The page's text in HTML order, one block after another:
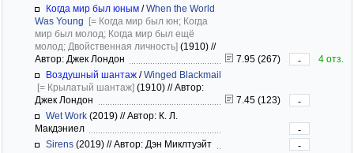
Когда мир был юным /When the World
Was Young [= Когда мир был юн; Когда
мир был молод; Когда мир был ещё
молод; Двойственная личность] (1910) //
Автор: Джек Лондон
7.95 (267) -
4 отз.
Воздушный шантаж /Winged Blackmail
[= Крылатый шантаж] (1910) //Автор:
Джек Лондон
7.45 (123)
-
Wet Work (2019) //Автор: К. Л.
Макдэниел
-
Sirens (2019) //Автор: Дэн Миклтуэйт
-